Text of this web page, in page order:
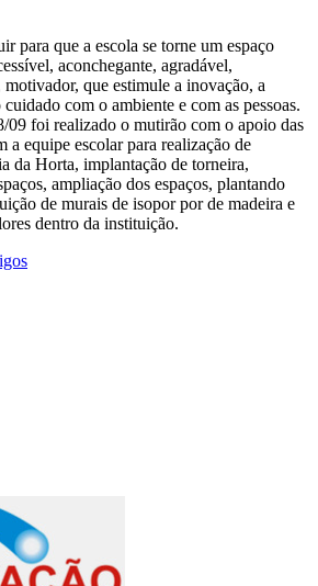
para que a escola se torne um espaço
aconchegante, agradável,
que estimule a inovação, a
com o ambiente e com as pessoas.
09 foi realizado o mutirão com o apoio das
a equipe escolar para realização de
da Horta, implantação de torneira,
ampliação dos espaços, plantando
de murais de isopor por de madeira e
dentro da instituição.